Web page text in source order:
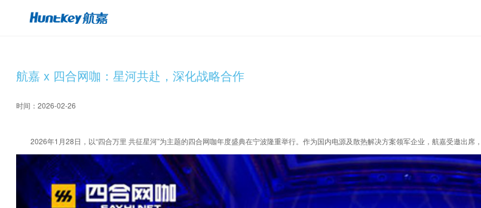
航嘉 x 四合网咖：星河共赴，深化战略合作
时间：2026-02-26
2026年1月28日，以“四合万里 共征星河”为主题的四合网咖年度盛典在宁波隆重举行。作为国内电源及散热解决方案领军企业，航嘉受邀出席